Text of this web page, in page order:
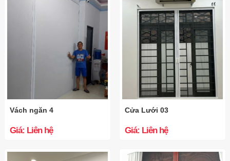
Vách ngăn 4
Giá: Liên hệ
Cửa Lưới 03
Giá: Liên hệ